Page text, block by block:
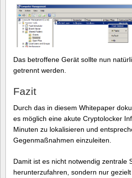
Das betroffene Gerät sollte nun
getrennt werden.
Fazit
Durch das in diesem Whitepaper
es möglich eine akute Cryptolocker
Minuten zu lokalisieren und
Gegenmaßnahmen einzuleiten.
Damit ist es nicht notwendig zentrale
herunterzufahren, sondern nur